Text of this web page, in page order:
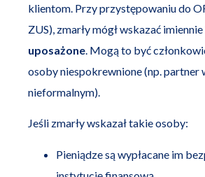
klientom. Przy przystępowaniu do
ZUS), zmarły mógł wskazać
uposażone. Mogą to być
osoby niespokrewnione (np. partner
nieformalnym).
Jeśli zmarły wskazał takie osoby:
Pieniądze są wypłacane im